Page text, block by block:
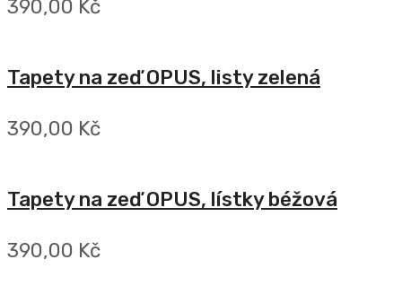
390,00 Kč
Tapety na zeď OPUS, listy zelená
390,00 Kč
Tapety na zeď OPUS, lístky béžová
390,00 Kč